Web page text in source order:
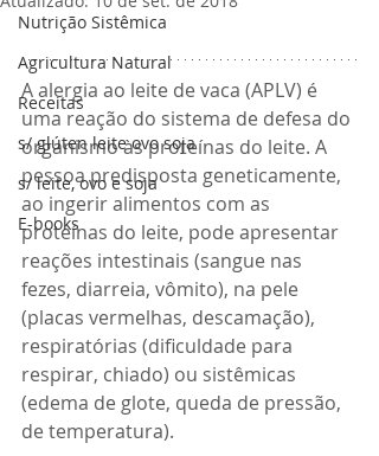
Nutrição Sistêmica
Agricultura Natural
Receitas
s/ glúten leite ovo soja
s/ leite, ovo e soja
E-books
A alergia ao leite de vaca (APLV) é
uma reação do sistema de defesa do
organismo às proteínas do leite. A
pessoa predisposta geneticamente,
ao ingerir alimentos com as
proteínas do leite, pode apresentar
reações intestinais (sangue nas
fezes, diarreia, vômito), na pele
(placas vermelhas, descamação),
respiratórias (dificuldade para
respirar, chiado) ou sistêmicas
(edema de glote, queda de pressão,
de temperatura).